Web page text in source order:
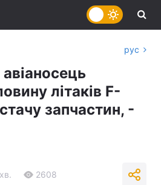
рус
літаків F-
запчастин, -
2608